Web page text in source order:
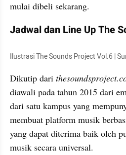
mulai dibeli sekarang.
Jadwal dan Line Up The
Ilustrasi The Sounds Project Vol.6 |
Dikutip dari
diawali pada tahun 2015 dari
dari satu kampus yang
membuat platform musik
yang dapat diterima baik oleh
musik secara universal.